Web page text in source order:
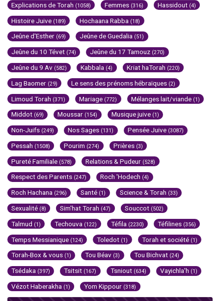
Explications de Torah (1058) Femmes (316) Hassidout (4)
Histoire Juive (189) Hochaana Rabba (18)
Jeûne d'Esther (69) Jeûne de Guedalia (51)
Jeûne du 10 Tévet (74) Jeûne du 17 Tamouz (270)
Jeûne du 9 Av (582) Kabbala (4) Kriat haTorah (220)
Lag Baomer (29) Le sens des prénoms hébraïques (2)
Limoud Torah (371) Mariage (772) Mélanges lait/viande (1)
Middot (69) Moussar (154) Musique juive (1)
Non-Juifs (249) Nos Sages (131) Pensée Juive (3087)
Pessah (1508) Pourim (274) Prières (3)
Pureté Familiale (578) Relations & Pudeur (528)
Respect des Parents (247) Roch 'Hodech (4)
Roch Hachana (296) Santé (1) Science & Torah (33)
Sexualité (8) Sim'hat Torah (47) Souccot (502)
Talmud (1) Techouva (122) Téfila (2230) Téfilines (356)
Temps Messianique (124) Toledot (1) Torah et société (1)
Torah-Box & vous (1) Tou Béav (3) Tou Bichvat (24)
Tsédaka (397) Tsitsit (167) Tsniout (634) Vayichla'h (1)
Vézot Haberakha (1) Yom Kippour (318)